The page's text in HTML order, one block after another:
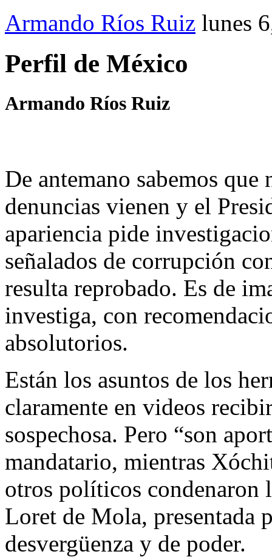
Armando Ríos Ruiz lunes
Perfil de México
Armando Ríos Ruiz
De antemano sabemos
denuncias vienen y el
apariencia pide
señalados de corrupción
resulta reprobado. Es de
investiga, con
absolutorios.
Están los asuntos de los
claramente en videos
sospechosa. Pero “son
mandatario, mientras
otros políticos condenaron
Loret de Mola, presentada
desvergüenza y de poder.